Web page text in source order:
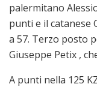
palermitano
punti e il catanese
a 57. Terzo posto
Giuseppe Petix ,
A punti nella 125